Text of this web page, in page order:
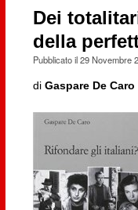
Dei
della
Pubblicato il29 Novembre
di Gaspare De Caro